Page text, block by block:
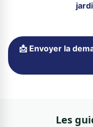
📩 Envoyer la
Les